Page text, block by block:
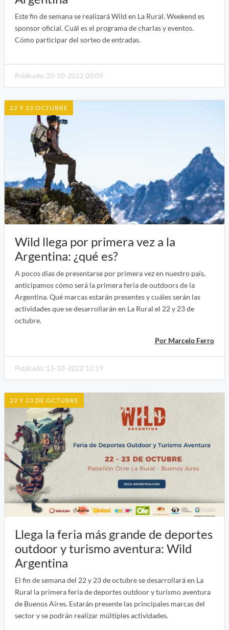
Este fin de semana se realizará Wild en La Rural. Weekend es
sponsor oficial. Cuál es el programa de charlas y eventos.
Cómo participar del sorteo de entradas.
Publicado: 20-10-2022 00:09
22 Y 23 OCTUBRE
Wild llega por primera vez a la
Argentina: ¿qué es?
A pocos días de presentarse por primera vez en nuestro país,
anticipamos cómo será la primera feria de outdoors de la
Argentina. Qué marcas estarán presentes y cuáles serán las
actividades que se desarrollarán en La Rural el 22 y 23 de
octubre.
Por Marcelo Ferro
Publicado: 13-10-2022 12:19
22 Y 23 DE OCTUBRE
Llega la feria más grande de deportes
outdoor y turismo aventura: Wild
Argentina
El fin de semana del 22 y 23 de octubre se desarrollará en La
Rural la primera feria de deportes outdoor y turismo aventura
de Buenos Aires. Estarán presente las principales marcas del
sector y se podrán realizar múltiples actividades.